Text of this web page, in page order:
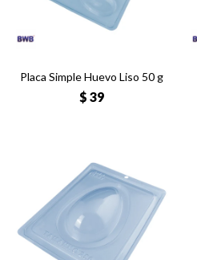
Placa Simple Huevo Liso 50 g
$ 39